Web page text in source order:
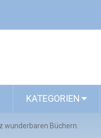
KATEGORIEN
wunderbaren Büchern.